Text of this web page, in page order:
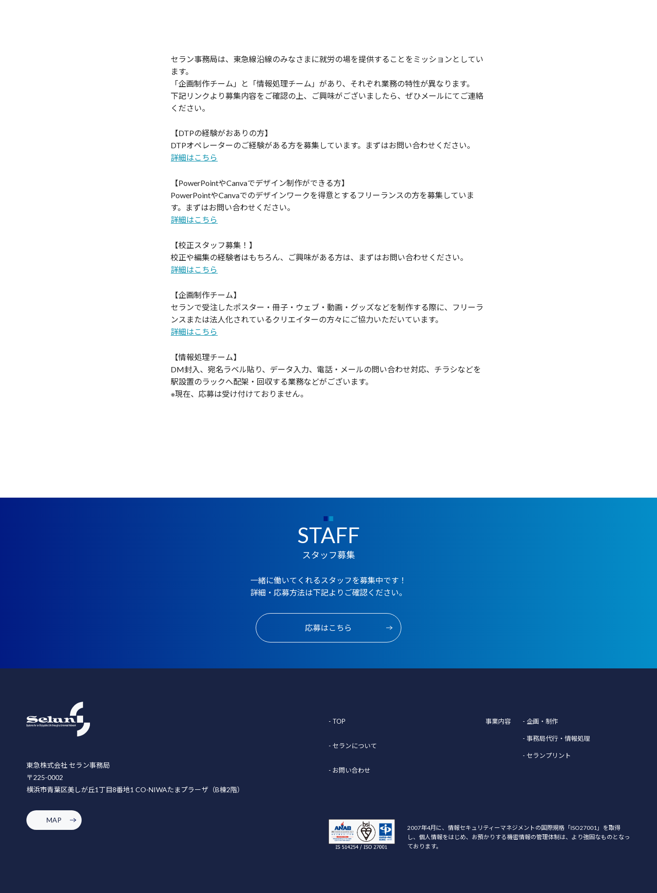
セラン事務局は、東急線沿線のみなさまに就労の場を提供することをミッションとしてい
ます。
「企画制作チーム」と「情報処理チーム」があり、それぞれ業務の特性が異なります。
下記リンクより募集内容をご確認の上、ご興味がございましたら、ぜひメールにてご連絡
ください。
【DTPの経験がおありの方】
DTPオペレーターのご経験がある方を募集しています。まずはお問い合わせください。
詳細はこちら
【PowerPointやCanvaでデザイン制作ができる方】
PowerPointやCanvaでのデザインワークを得意とするフリーランスの方を募集していま
す。まずはお問い合わせください。
詳細はこちら
【校正スタッフ募集！】
校正や編集の経験者はもちろん、ご興味がある方は、まずはお問い合わせください。
詳細はこちら
【企画制作チーム】
セランで受注したポスター・冊子・ウェブ・動画・グッズなどを制作する際に、フリーラ
ンスまたは法人化されているクリエイターの方々にご協力いただいています。
詳細はこちら
【情報処理チーム】
DM封入、宛名ラベル貼り、データ入力、電話・メールの問い合わせ対応、チラシなどを
駅設置のラックへ配架・回収する業務などがございます。
※現在、応募は受け付けておりません。
STAFF
スタッフ募集
一緒に働いてくれるスタッフを募集中です！
詳細・応募方法は下記よりご確認ください。
応募はこちら
東急株式会社 セラン事務局
〒225-0002
横浜市青葉区美しが丘1丁目8番地1 CO-NIWAたまプラーザ（B棟2階）
MAP
- TOP
- セランについて
- お問い合わせ
事業内容 - 企画・制作
- 事務局代行・情報処理
- セランプリント
2007年4月に、情報セキュリティーマネジメントの国際規格「ISO27001」を取得
し、個人情報をはじめ、お預かりする機密情報の管理体制は、より強固なものとなっ
ております。